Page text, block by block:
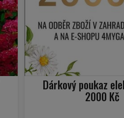
Dárkový poukaz
2000 Kč